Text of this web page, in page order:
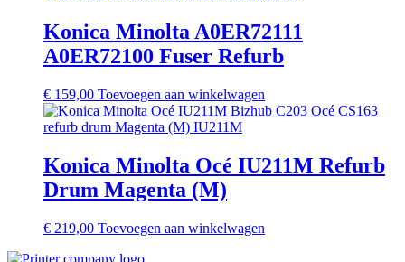
Konica Minolta A0ER72111
A0ER72100 Fuser Refurb
€ 159,00 Toevoegen aan winkelwagen
Konica Minolta Océ IU211M Refurb
Drum Magenta (M)
€ 219,00 Toevoegen aan winkelwagen